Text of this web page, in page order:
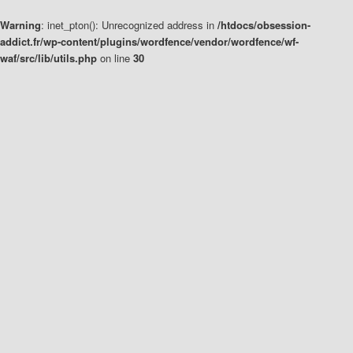
Warning: inet_pton(): Unrecognized address in /htdocs/obsession-
addict.fr/wp-content/plugins/wordfence/vendor/wordfence/wf-
waf/src/lib/utils.php on line 30